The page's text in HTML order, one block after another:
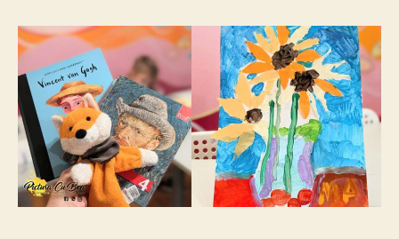
Floarea
soarelui
a
lui
Van
Gogh